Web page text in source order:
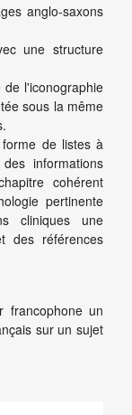
anglo-saxons
une structure
de l'iconographie
sous la même
de listes à
informations
cohérent
pertinente
cliniques une
des références
francophone un
sur un sujet